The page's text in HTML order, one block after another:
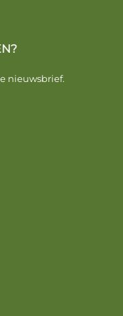
nieuwsbrief.